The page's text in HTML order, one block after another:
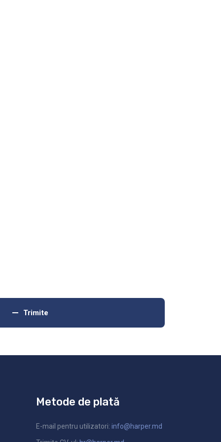
Trimite
Metode de plată
E-mail pentru utilizatori: info@harper.md